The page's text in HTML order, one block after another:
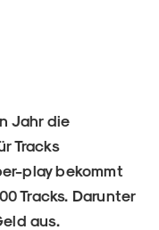
Jahr die
Tracks
play bekommt
Tracks. Darunter
aus.